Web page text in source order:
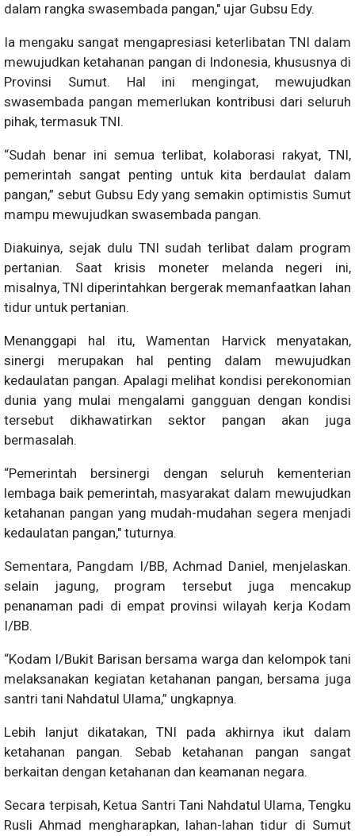
dalam rangka swasembada pangan," ujar Gubsu Edy.
Ia mengaku sangat mengapresiasi keterlibatan TNI dalam
mewujudkan ketahanan pangan di Indonesia, khususnya di
Provinsi Sumut. Hal ini mengingat, mewujudkan
swasembada pangan memerlukan kontribusi dari seluruh
pihak, termasuk TNI.
“Sudah benar ini semua terlibat, kolaborasi rakyat, TNI,
pemerintah sangat penting untuk kita berdaulat dalam
pangan,” sebut Gubsu Edy yang semakin optimistis Sumut
mampu mewujudkan swasembada pangan.
Diakuinya, sejak dulu TNI sudah terlibat dalam program
pertanian. Saat krisis moneter melanda negeri ini,
misalnya, TNI diperintahkan bergerak memanfaatkan lahan
tidur untuk pertanian.
Menanggapi hal itu, Wamentan Harvick menyatakan,
sinergi merupakan hal penting dalam mewujudkan
kedaulatan pangan. Apalagi melihat kondisi perekonomian
dunia yang mulai mengalami gangguan dengan kondisi
tersebut dikhawatirkan sektor pangan akan juga
bermasalah.
“Pemerintah bersinergi dengan seluruh kementerian
lembaga baik pemerintah, masyarakat dalam mewujudkan
ketahanan pangan yang mudah-mudahan segera menjadi
kedaulatan pangan," tuturnya.
Sementara, Pangdam I/BB, Achmad Daniel, menjelaskan.
selain jagung, program tersebut juga mencakup
penanaman padi di empat provinsi wilayah kerja Kodam
I/BB.
“Kodam I/Bukit Barisan bersama warga dan kelompok tani
melaksanakan kegiatan ketahanan pangan, bersama juga
santri tani Nahdatul Ulama,” ungkapnya.
Lebih lanjut dikatakan, TNI pada akhirnya ikut dalam
ketahanan pangan. Sebab ketahanan pangan sangat
berkaitan dengan ketahanan dan keamanan negara.
Secara terpisah, Ketua Santri Tani Nahdatul Ulama, Tengku
Rusli Ahmad mengharapkan, lahan-lahan tidur di Sumut